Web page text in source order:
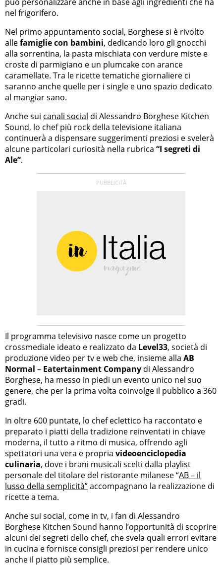
nel frigorifero.
Nel primo appuntamento social, Borghese si è rivolto
allefamiglie con bambini, dedicando loro gli gnocchi
alla sorrentina, la pasta mischiata con verdure miste e
croste di parmigiano e un plumcake con arance
caramellate. Tra le ricette tematiche giornaliere ci
saranno anche quelle per i single e uno spazio dedicato
al mangiar sano.
Anche sui canali social di Alessandro Borghese Kitchen
Sound, lo chef più rock della televisione italiana
continuerà a dispensare suggerimenti preziosi e svelerà
alcune particolari curiosità nella rubrica “I segreti di
Ale”.
Il programma televisivo nasce come un progetto
crossmediale ideato e realizzato da Level33, società di
produzione video per tv e web che, insieme alla AB
Normal – Eatertainment Company di Alessandro
Borghese, ha messo in piedi un evento unico nel suo
genere, che per la prima volta coinvolge il pubblico a 360
gradi.
In oltre 600 puntate, lo chef eclettico ha raccontato e
preparato i piatti della tradizione reinventati in chiave
moderna, il tutto a ritmo di musica, offrendo agli
spettatori una vera e propria videoenciclopedia
culinaria, dove i brani musicali scelti dalla playlist
personale del titolare del ristorante milanese “AB – il
lusso della semplicità”accompagnano la realizzazione di
ricette a tema.
Anche sui social, come in tv, i fan di Alessandro
Borghese Kitchen Sound hanno l’opportunità di scoprire
alcuni dei segreti dello chef, che svela quali errori evitare
in cucina e fornisce consigli preziosi per rendere unico
anche il piatto più semplice.